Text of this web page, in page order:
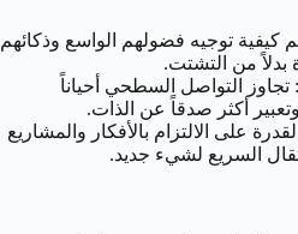
كيفية توجيه فضولهم الواسع وذكائهم
بدلاً من التشتت.
تجاوز التواصل السطحي أحياناً
أكثر صدقاً عن الذات.
على الالتزام بالأفكار والمشاريع
السريع لشيء جديد.